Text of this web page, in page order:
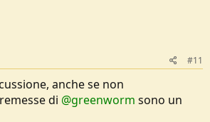
#11
anche se non
di @greenworm sono un